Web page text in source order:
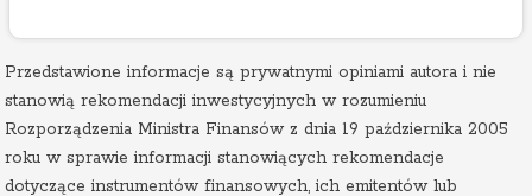
Przedstawione informacje są prywatnymi opiniami autora i nie
stanowią rekomendacji inwestycyjnych w rozumieniu
Rozporządzenia Ministra Finansów z dnia 19 października 2005
roku w sprawie informacji stanowiących rekomendacje
dotyczące instrumentów finansowych, ich emitentów lub